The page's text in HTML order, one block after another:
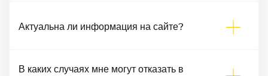
Актуальна ли информация на сайте?
В каких случаях мне могут отказать в